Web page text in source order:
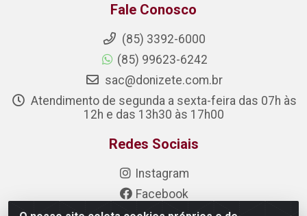
Fale Conosco
(85) 3392-6000
(85) 99623-6242
sac@donizete.com.br
Atendimento de segunda a sexta-feira das 07h às
12h e das 13h30 às 17h00
Redes Sociais
Instagram
Facebook